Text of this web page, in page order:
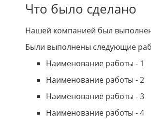
26.10.2024
Хороший мастер Виталий,
демократичные цены, обслуживаю
свою бмв 7 уже два года только там,
плюсом шиномонтаж появился
Что было сделано
Нашей компанией был
Были выполнены следующие
Наименование работы - 1
Наименование работы - 2
Наименование работы - 3
Наименование работы - 4